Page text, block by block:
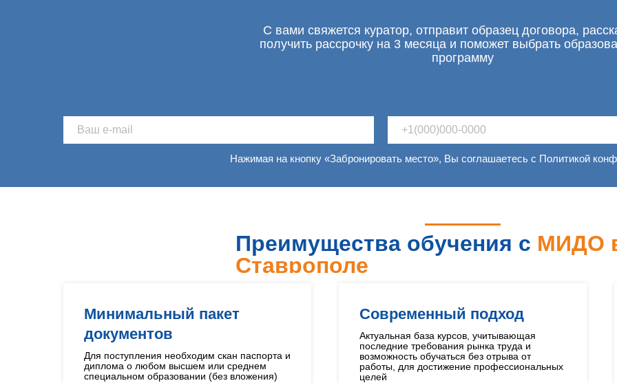
С вами свяжется куратор, отправит образец договора,
получить рассрочку на 3 месяца и поможет выбрать
программу
Нажимая на кнопку «Забронировать место», Вы соглашаетесь с Политикой
Преимущества обучения с МИДО
Ставрополе
Минимальный пакет
документов
Для поступления необходим скан паспорта и
диплома о любом высшем или среднем
специальном образовании (без вложения)
Современный подход
Актуальная база курсов, учитывающая
последние требования рынка труда и
возможность обучаться без отрыва от
работы, для достижение профессиональных
целей